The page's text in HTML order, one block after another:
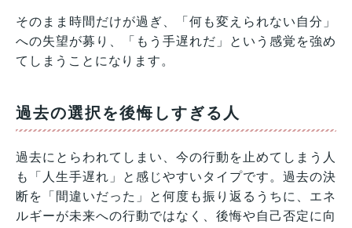
そのまま時間だけが過ぎ、「何も変えられない自分」
への失望が募り、「もう手遅れだ」という感覚を強め
てしまうことになります。
過去の選択を後悔しすぎる人
過去にとらわれてしまい、今の行動を止めてしまう人
も「人生手遅れ」と感じやすいタイプです。過去の決
断を「間違いだった」と何度も振り返るうちに、エネ
ルギーが未来への行動ではなく、後悔や自己否定に向